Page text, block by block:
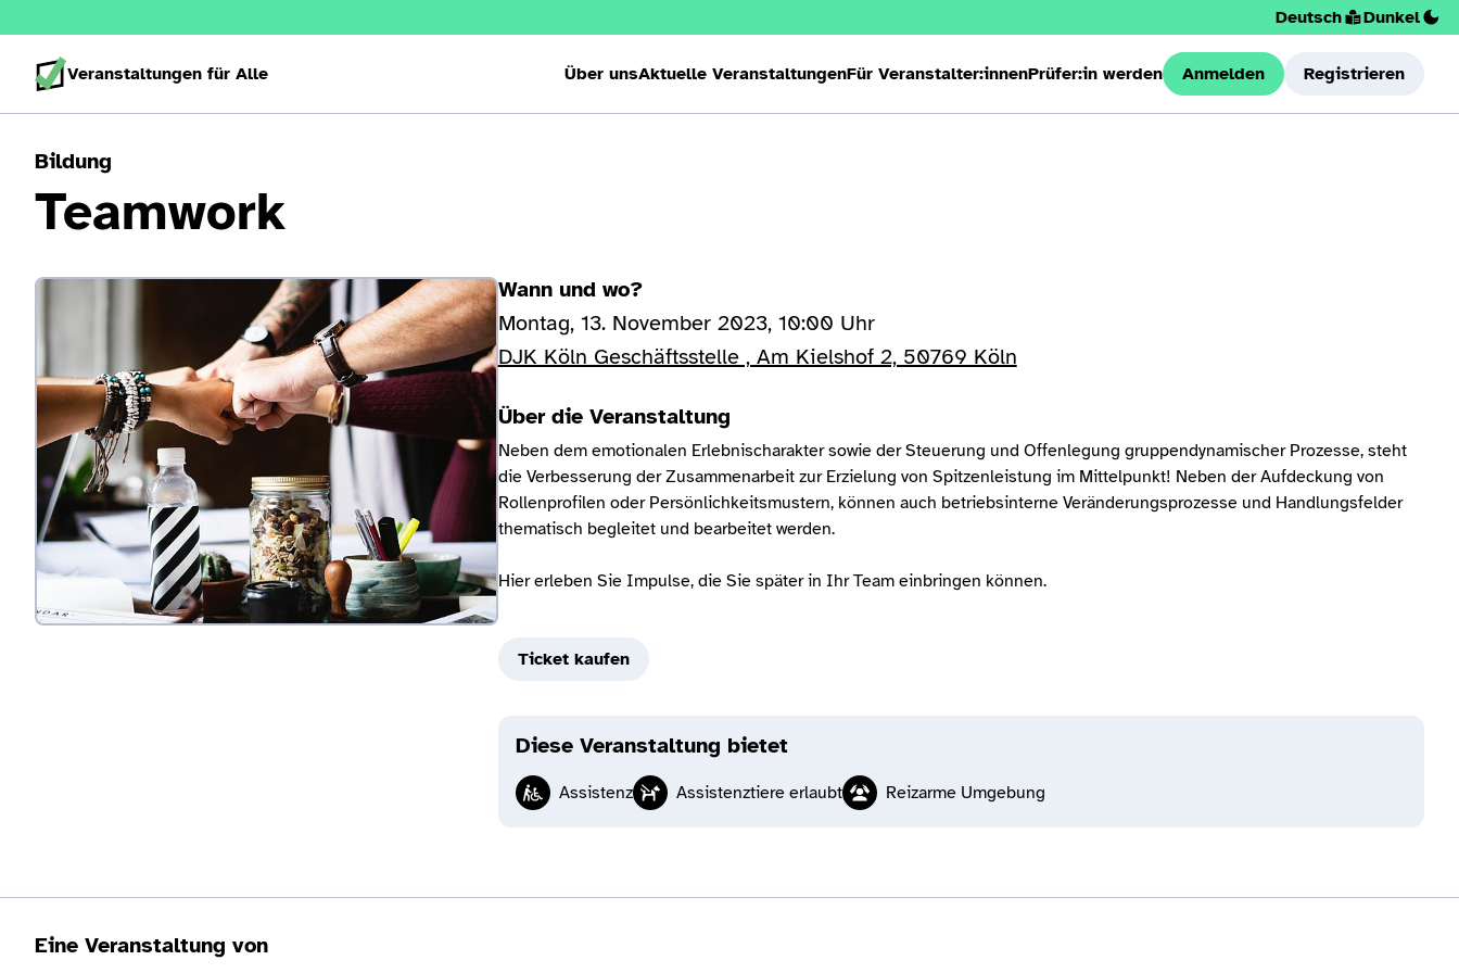
Veranstaltungen für Alle Über unsAktuelle VeranstaltungenFür Veranstalter:innenPrüfer:in werden Anmelden Registrieren
Deutsch Dunkel
Bildung
Teamwork
Wann und wo?
Montag, 13. November 2023, 10:00 Uhr
DJK Köln Geschäftsstelle , Am Kielshof 2, 50769 Köln
Über die Veranstaltung
Neben dem emotionalen Erlebnischarakter sowie der Steuerung und Offenlegung gruppendynamischer Prozesse, steht
die Verbesserung der Zusammenarbeit zur Erzielung von Spitzenleistung im Mittelpunkt! Neben der Aufdeckung von
Rollenprofilen oder Persönlichkeitsmustern, können auch betriebsinterne Veränderungsprozesse und Handlungsfelder
thematisch begleitet und bearbeitet werden.
Hier erleben Sie Impulse, die Sie später in Ihr Team einbringen können.
Ticket kaufen
Diese Veranstaltung bietet
Assistenz Assistenztiere erlaubt Reizarme Umgebung
Eine Veranstaltung von